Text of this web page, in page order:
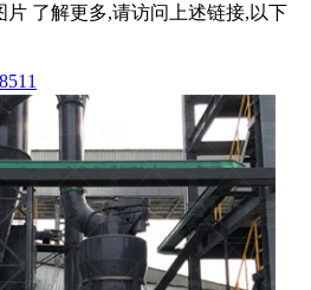
片 了解更多,请访问上述链接,以下